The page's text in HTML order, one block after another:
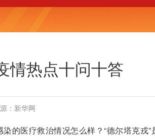
情热点十问十答
：新华网
的医疗救治情况怎么样？“德尔塔克戎